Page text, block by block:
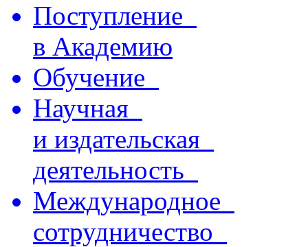
Поступление
в Академию
Обучение
Научная
и издательская
деятельность
Международное
сотрудничество